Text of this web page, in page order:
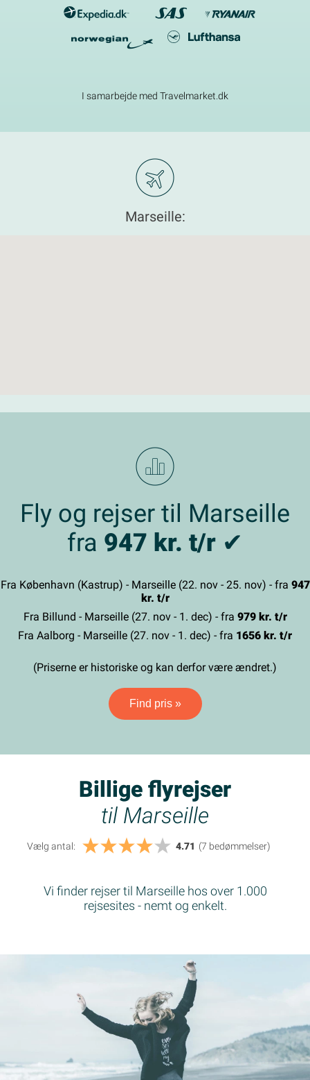
I samarbejde med Travelmarket.dk
Marseille:
Fly og rejser til Marseille
fra 947 kr. t/r ✔
Fra København (Kastrup) - Marseille (22. nov - 25. nov) - fra 947
kr. t/r
Fra Billund - Marseille (27. nov - 1. dec) - fra 979 kr. t/r
Fra Aalborg - Marseille (27. nov - 1. dec) - fra 1656 kr. t/r
(Priserne er historiske og kan derfor være ændret.)
Find pris »
Billige flyrejser
til Marseille
Vælg antal: 4.71 (7 bedømmelser)
Vi finder rejser til Marseille hos over 1.000
rejsesites - nemt og enkelt.